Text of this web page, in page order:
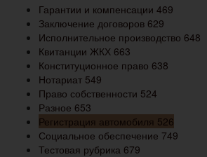
Гарантии и компенсации 469
Заключение договоров 629
Исполнительное производство 648
Квитанции ЖКХ 663
Конституционное право 638
Нотариат 549
Право собственности 524
Разное 653
Регистрация автомобиля 526
Социальное обеспечение 749
Тестовая рубрика 679